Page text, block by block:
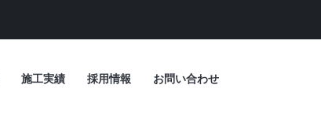
施工実績 採用情報 お問い合わせ